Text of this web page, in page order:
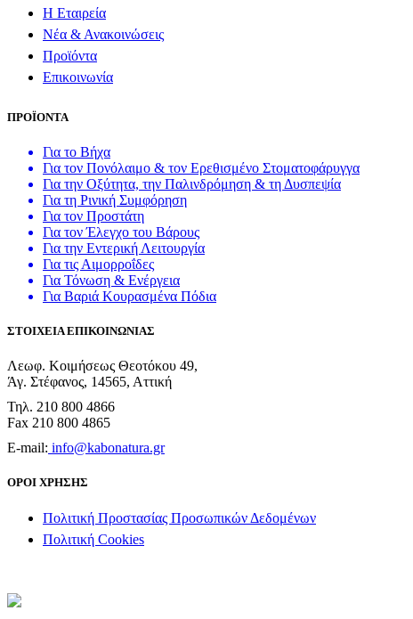
Η Εταιρεία
Νέα & Ανακοινώσεις
Προϊόντα
Επικοινωνία
ΠΡΟΪΟΝΤΑ
Για το Βήχα
Για τον Πονόλαιμο & τον Ερεθισμένο Στοματοφάρυγγα
Για την Οξύτητα, την Παλινδρόμηση & τη Δυσπεψία
Για τη Ρινική Συμφόρηση
Για τον Προστάτη
Για τον Έλεγχο του Βάρους
Για την Εντερική Λειτουργία
Για τις Αιμορροΐδες
Για Τόνωση & Ενέργεια
Για Βαριά Κουρασμένα Πόδια
ΣΤΟΙΧΕΙΑ ΕΠΙΚΟΙΝΩΝΙΑΣ
Λεωφ. Κοιμήσεως Θεοτόκου 49,
Άγ. Στέφανος, 14565, Αττική
Τηλ. 210 800 4866
Fax 210 800 4865
E-mail: info@kabonatura.gr
ΟΡΟΙ ΧΡΗΣΗΣ
Πολιτική Προστασίας Προσωπικών Δεδομένων
Πολιτική Cookies